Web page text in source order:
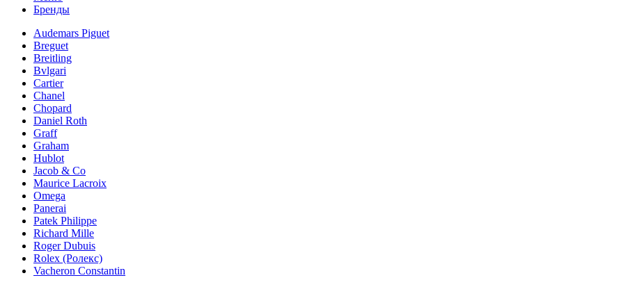
Бренды
Audemars Piguet
Breguet
Breitling
Bvlgari
Cartier
Chanel
Chopard
Daniel Roth
Graff
Graham
Hublot
Jacob & Co
Maurice Lacroix
Omega
Panerai
Patek Philippe
Richard Mille
Roger Dubuis
Rolex (Ролекс)
Vacheron Constantin